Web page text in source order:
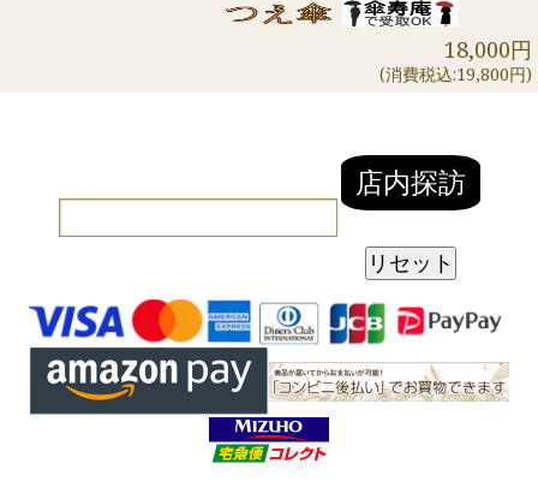
18,000円
(消費税込:19,800円)